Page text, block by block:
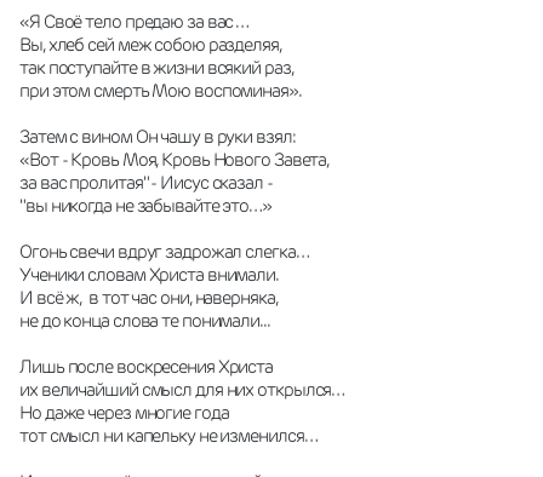
«Я Своё тело предаю за вас …
Вы, хлеб сей меж собою разделяя,
так поступайте в жизни всякий раз,
при этом смерть Мою воспоминая».
Затем с вином Он чашу в руки взял:
«Вот - Кровь Моя, Кровь Нового Завета,
за вас пролитая" - Иисус сказал -
"вы никогда не забывайте это…»
Огонь свечи вдруг задрожал слегка…
Ученики словам Христа внимали.
И всё ж,  в тот час они, наверняка,
не до конца слова те понимали...
Лишь после воскресения Христа
их величайший смысл для них открылся…
Но даже через многие года
тот смысл ни капельку не изменился…